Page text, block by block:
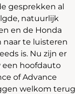
gesprekken al
natuurlijk
en de Honda
naar te luisteren
is. Nu zijn er
een hoofdauto
of Advance
welkom terug